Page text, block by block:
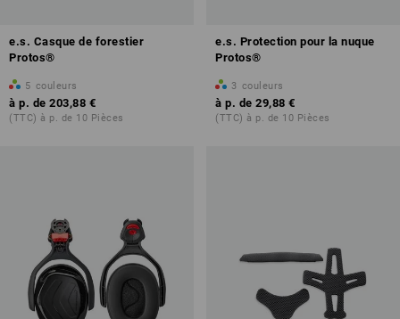
e.s. Casque de forestier
Protos®
5 couleurs
à p. de 203,88 €
(TTC) à p. de 10 Pièces
e.s. Protection pour la nuque
Protos®
3 couleurs
à p. de 29,88 €
(TTC) à p. de 10 Pièces